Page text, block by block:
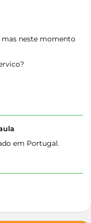
mas neste momento
em Portugal.